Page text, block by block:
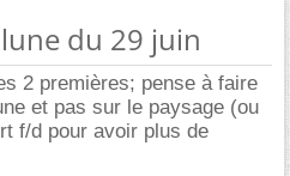
du 29 juin
2 premières; pense à faire
et pas sur le paysage (ou
f/d pour avoir plus de